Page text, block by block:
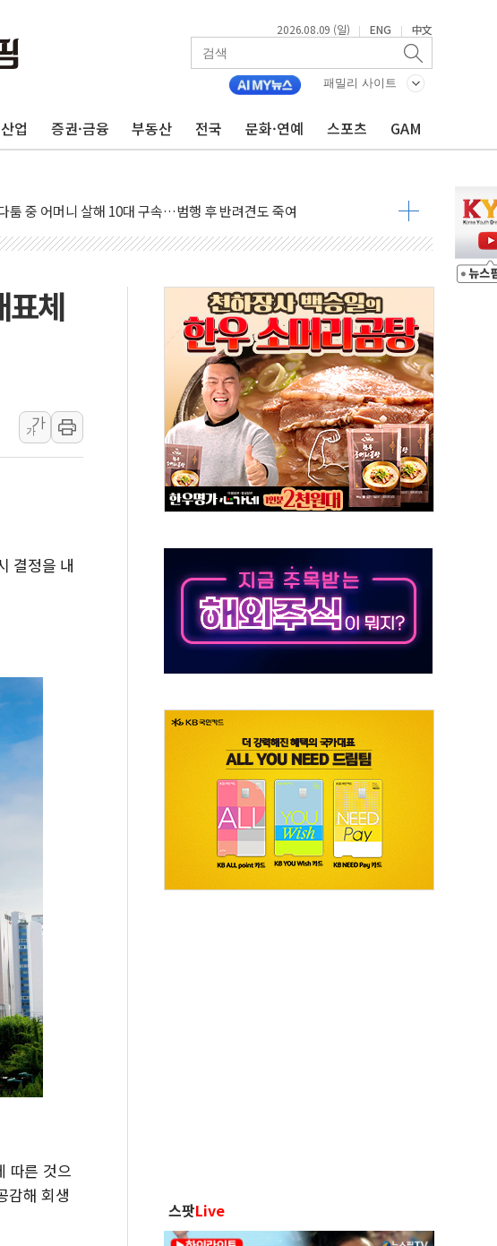
2026.08.09 (일) | ENG | 中文
패밀리 사이트
산업 증권·금융 부동산 전국 문화·연예 스포츠 GAM
석, 정청래에 누적 '1.48%p' 차 선두 유지...金 46.01% vs 鄭 44.53%
툼 중 어머니 살해 10대 구속…범행 후 반려견도 죽여
·대구·경북 경선서 정청래에 승리…金 48.54% vs 鄭 44.40%
, 경북 경선 결과 발표...김민석 47.37% 정청래 45.71% 송영길 6.92%
, 대구 경선 결과 발표...정청래 47.82% 김민석 46.35% 송영길 5.83%
, 강원 경선 결과 발표...김민석 50.30% 정청래 41.94% 송영길 7.76%
SKT 장기고객 400명 맞이…"마음 잇는 시간 되길"
소영에 9440억 지급 확정되나…재상고 앞두고 막판 셈법
명동 소상공인에 '행복상자' 전달
절 현수막 '태극기 거꾸로' 논란…이틀만에 철거
충역 전면 손질… 예술·체육요원 최대 33% 감축
發 대형마트 판매, 역대 최대폭 감소한 9.4%↓…유통업계 양극화 심화
태 주의보' 울진 시간당 30mm 강한 비...호우 피해 없어
'버스 하우스' 공방…野 "청년 우롱 기괴" vs 與 "송구한 해프닝"
, '국제과학연극제 2026'서 어린이 과학연극 2편 수상
드 '텍사스로드하우스' 잠실점, 직장인 핫플레이스로 부상
표체
가
가
결정을 내
따른 것으
감해 회생
스팟Live